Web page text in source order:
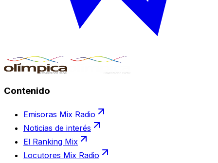
Contenido
Emisoras Mix Radio
Noticias de interés
El Ranking Mix
Locutores Mix Radio